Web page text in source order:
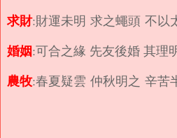
求財:財運未明 求之蠅頭 不以
婚姻:可合之緣 先友後婚 其理
農牧:春夏疑雲 仲秋明之 辛苦